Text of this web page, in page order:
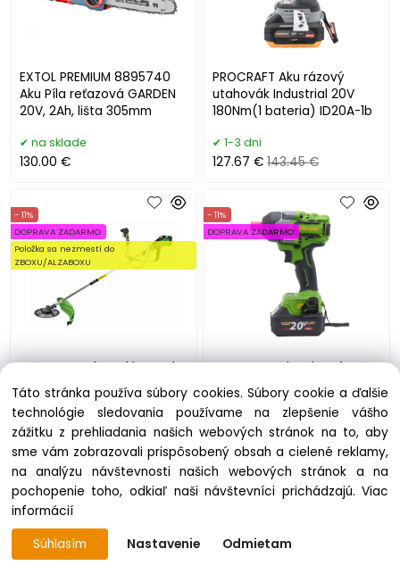
EXTOL PREMIUM 8895740
Aku Píla reťazová GARDEN
20V, 2Ah, lišta 305mm
na sklade
130.00 €
PROCRAFT Aku rázový
utahovák Industrial 20V
180Nm(1 bateria) ID20A-1b
1-3 dni
127.67 € 143.45 €
PROCRAFT Akumulátorový
krovinorez 20V ATA-40/2
- 11%
DOPRAVA ZADARMO
Položka sa nezmestí do
ZBOXU/ALZABOXU
1-3 dni
127.64 € 143.42 €
PROCRAFT Aku rázový
uťahovák 20V 850Nm
PWA36-1B-C
- 11%
DOPRAVA ZADARMO
1-3 dni
123.99 € 139.32 €
- 11%
Položka sa nezmestí do
Táto stránka používa súbory cookies. Súbory cookie a ďalšie
technológie sledovania používame na zlepšenie vášho
zážitku z prehliadania našich webových stránok na to, aby
sme vám zobrazovali prispôsobený obsah a cielené reklamy,
na analýzu návštevnosti našich webových stránok a na
pochopenie toho, odkiaľ naši návštevníci prichádzajú.Viac
informácií
Súhlasím
Nastavenie Odmietam